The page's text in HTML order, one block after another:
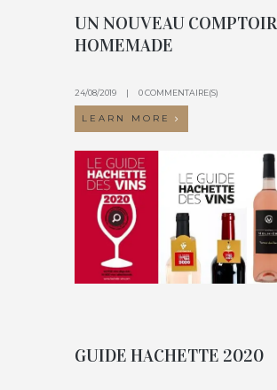
UN NOUVEAU COMPTOIR
HOMEMADE
24/08/2019 0 COMMENTAIRE(S)
LEARN MORE
GUIDE HACHETTE 2020